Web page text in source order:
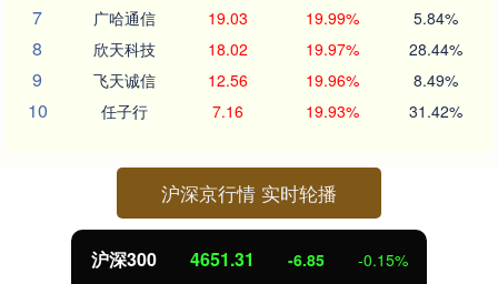
7 广哈通信 19.03 19.99% 5.84%
8 欣天科技 18.02 19.97% 28.44%
9 飞天诚信 12.56 19.96% 8.49%
10 任子行 7.16 19.93% 31.42%
沪深京行情 实时轮播
沪深300 4651.31 -6.85 -0.15%